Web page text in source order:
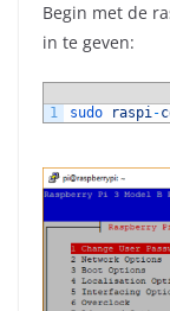
Begin met de
in te geven:
1 sudo raspi-